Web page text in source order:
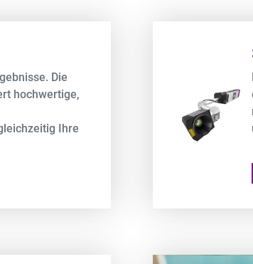
Die
hochwertige,
Ihre